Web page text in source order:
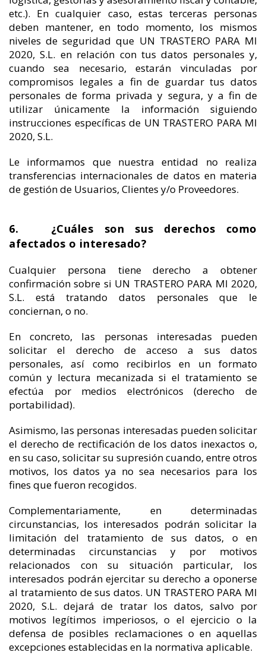
etc.). En cualquier caso, estas terceras personas
deben mantener, en todo momento, los mismos
niveles de seguridad que UN TRASTERO PARA MI
2020, S.L. en relación con tus datos personales y,
cuando sea necesario, estarán vinculadas por
compromisos legales a fin de guardar tus datos
personales de forma privada y segura, y a fin de
utilizar únicamente la información siguiendo
instrucciones específicas de UN TRASTERO PARA MI
2020, S.L.
Le informamos que nuestra entidad no realiza
transferencias internacionales de datos en materia
de gestión de Usuarios, Clientes y/o Proveedores.
6. ¿Cuáles son sus derechos como
afectados o interesado?
Cualquier persona tiene derecho a obtener
confirmación sobre si UN TRASTERO PARA MI 2020,
S.L. está tratando datos personales que le
conciernan, o no.
En concreto, las personas interesadas pueden
solicitar el derecho de acceso a sus datos
personales, así como recibirlos en un formato
común y lectura mecanizada si el tratamiento se
efectúa por medios electrónicos (derecho de
portabilidad).
Asimismo, las personas interesadas pueden solicitar
el derecho de rectificación de los datos inexactos o,
en su caso, solicitar su supresión cuando, entre otros
motivos, los datos ya no sea necesarios para los
fines que fueron recogidos.
Complementariamente, en determinadas
circunstancias, los interesados podrán solicitar la
limitación del tratamiento de sus datos, o en
determinadas circunstancias y por motivos
relacionados con su situación particular, los
interesados podrán ejercitar su derecho a oponerse
al tratamiento de sus datos. UN TRASTERO PARA MI
2020, S.L. dejará de tratar los datos, salvo por
motivos legítimos imperiosos, o el ejercicio o la
defensa de posibles reclamaciones o en aquellas
excepciones establecidas en la normativa aplicable.